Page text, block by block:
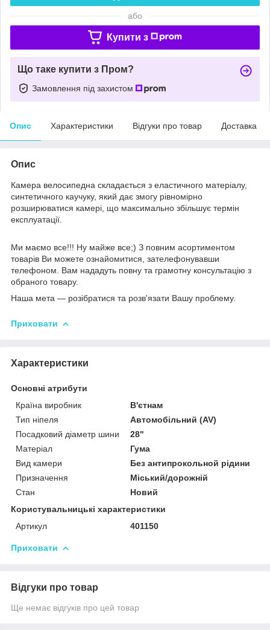
або
Купити з
Що таке купити з Пром?
Замовлення під захистом
Опис Характеристики Відгуки про товар Доставка
Опис
Камера велосипедна складається з еластичного матеріалу,
синтетичного каучуку, який дає змогу рівномірно
розширюватися камері, що максимально збільшує термін
експлуатації.
Ми маємо все!!! Ну майже все;) З повним асортиментом
товарів Ви можете ознайомитися, зателефонувавши
телефоном. Вам нададуть повну та грамотну консультацію з
обраного товару.
Наша мета — розібратися та розв'язати Вашу проблему.
Приховати
Характеристики
Основні атрибути
Країна виробник
В'єтнам
Тип ніпеля
Автомобільний (AV)
Посадковий діаметр шини
28"
Матеріал
Гума
Вид камери
Без антипрокольной рідини
Призначення
Міський/дорожній
Стан
Новий
Користувальницькі характеристики
Артикул
401150
Приховати
Відгуки про товар
Ще немає відгуків про цей товар